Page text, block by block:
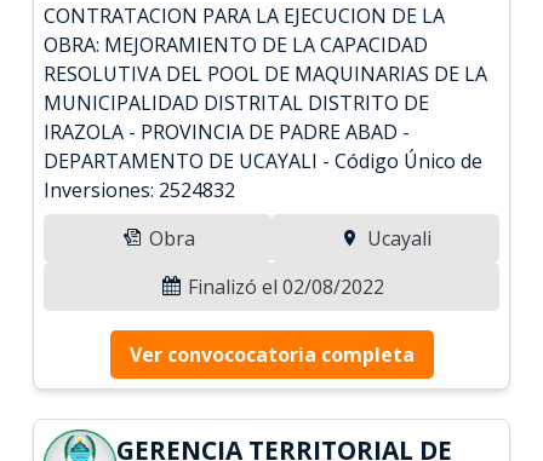
CONTRATACION PARA LA EJECUCION DE LA
OBRA: MEJORAMIENTO DE LA CAPACIDAD
RESOLUTIVA DEL POOL DE MAQUINARIAS DE LA
MUNICIPALIDAD DISTRITAL DISTRITO DE
IRAZOLA - PROVINCIA DE PADRE ABAD -
DEPARTAMENTO DE UCAYALI - Código Único de
Inversiones: 2524832
Obra
Ucayali
Finalizó el 02/08/2022
Ver convococatoria completa
GERENCIA TERRITORIAL DE